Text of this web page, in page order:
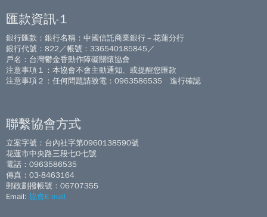
匯款資訊-1
銀行匯款：銀行名稱：中國信託商業銀行－花蓮分行
銀行代號：822／帳號：336540185845／
戶名：台灣鬱金香動作障礙關懷協會
注意事項１：本協會不會主動通知、或提醒您匯款
注意事項２：任何問題請致電：0963586535 進行確認
聯繫協會方式
立案字號：台內社字第0960138590號
花蓮市中央路三段七O七號
電話：0963586535
傳真：03-8463164
郵政劃撥帳號：06707355
Email: 協會E-mail